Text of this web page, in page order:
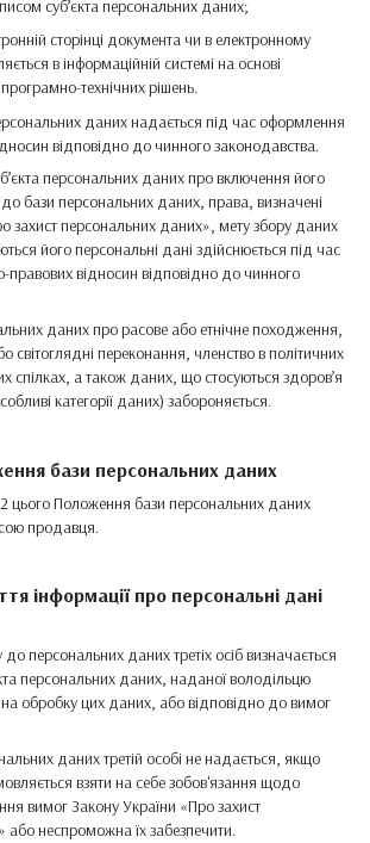
суб’єкта персональних даних;
сторінці документа чи в електронному
в інформаційній системі на основі
технічних рішень.
даних надається під час оформлення
відповідно до чинного законодавства.
персональних даних про включення його
бази персональних даних, права, визначені
захист персональних даних», мету збору даних
його персональні дані здійснюється під час
правових відносин відповідно до чинного
даних про расове або етнічне походження,
світоглядні переконання, членство в політичних
спілках, а також даних, що стосуються здоров’я
категорії даних) забороняється.
бази персональних даних
2 цього Положення бази персональних даних
продавця.
інформації про персональні дані
персональних даних третіх осіб визначається
персональних даних, наданої володільцю
обробку цих даних, або відповідно до вимог
даних третій особі не надається, якщо
взяти на себе зобов'язання щодо
вимог Закону України «Про захист
неспроможна їх забезпечити.